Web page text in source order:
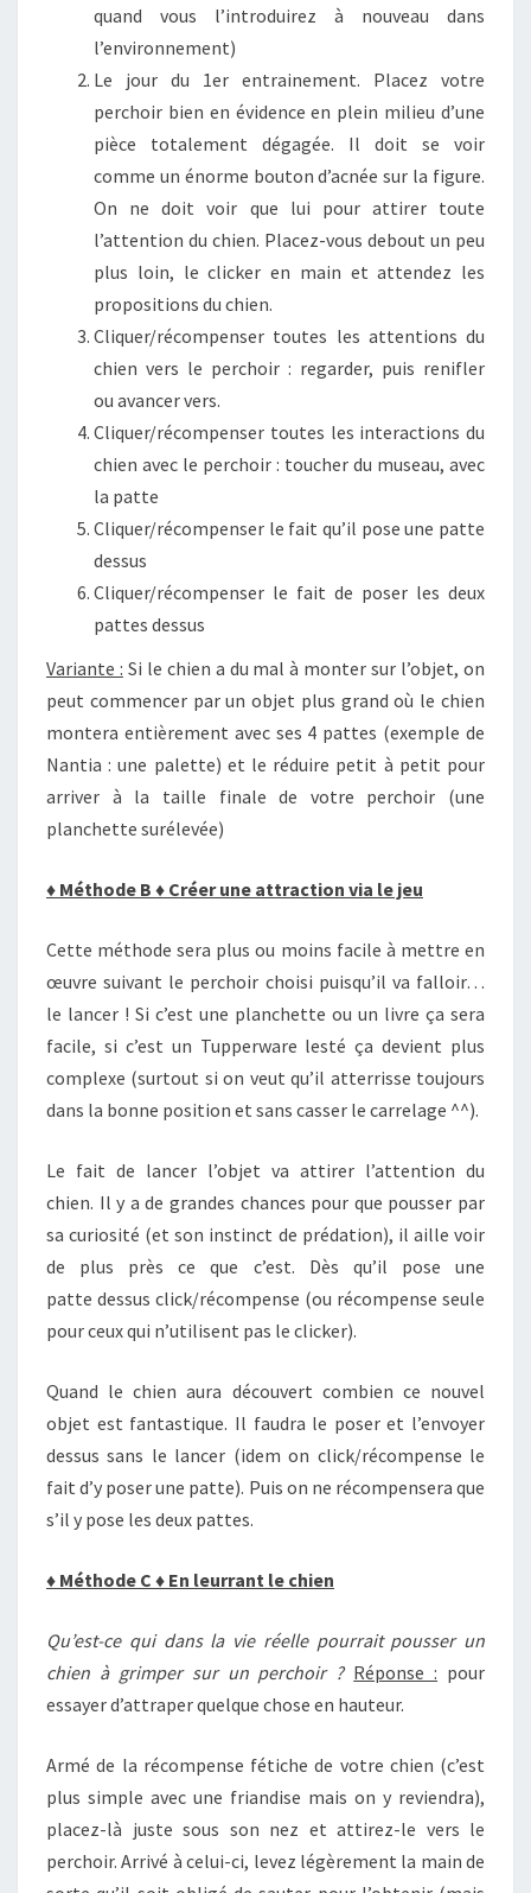
quand vous l’introduirez à nouveau dans
l’environnement)
Le jour du 1er entrainement. Placez votre
perchoir bien en évidence en plein milieu d’une
pièce totalement dégagée. Il doit se voir
comme un énorme bouton d’acnée sur la figure.
On ne doit voir que lui pour attirer toute
l’attention du chien. Placez-vous debout un peu
plus loin, le clicker en main et attendez les
propositions du chien.
Cliquer/récompenser toutes les attentions du
chien vers le perchoir : regarder, puis renifler
ou avancer vers.
Cliquer/récompenser toutes les interactions du
chien avec le perchoir : toucher du museau, avec
la patte
Cliquer/récompenser le fait qu’il pose une patte
dessus
Cliquer/récompenser le fait de poser les deux
pattes dessus
Variante : Si le chien a du mal à monter sur l’objet, on
peut commencer par un objet plus grand où le chien
montera entièrement avec ses 4 pattes (exemple de
Nantia : une palette) et le réduire petit à petit pour
arriver à la taille finale de votre perchoir (une
planchette surélevée)
♦ Méthode B ♦ Créer une attraction via le jeu
Cette méthode sera plus ou moins facile à mettre en
œuvre suivant le perchoir choisi puisqu’il va falloir…
le lancer ! Si c’est une planchette ou un livre ça sera
facile, si c’est un Tupperware lesté ça devient plus
complexe (surtout si on veut qu’il atterrisse toujours
dans la bonne position et sans casser le carrelage ^^).
Le fait de lancer l’objet va attirer l’attention du
chien. Il y a de grandes chances pour que pousser par
sa curiosité (et son instinct de prédation), il aille voir
de plus près ce que c’est. Dès qu’il pose une
patte dessus click/récompense (ou récompense seule
pour ceux qui n’utilisent pas le clicker).
Quand le chien aura découvert combien ce nouvel
objet est fantastique. Il faudra le poser et l’envoyer
dessus sans le lancer (idem on click/récompense le
fait d’y poser une patte). Puis on ne récompensera que
s’il y pose les deux pattes.
♦ Méthode C ♦ En leurrant le chien
Qu’est-ce qui dans la vie réelle pourrait pousser un
chien à grimper sur un perchoir ? Réponse : pour
essayer d’attraper quelque chose en hauteur.
Armé de la récompense fétiche de votre chien (c’est
plus simple avec une friandise mais on y reviendra),
placez-là juste sous son nez et attirez-le vers le
perchoir. Arrivé à celui-ci, levez légèrement la main de